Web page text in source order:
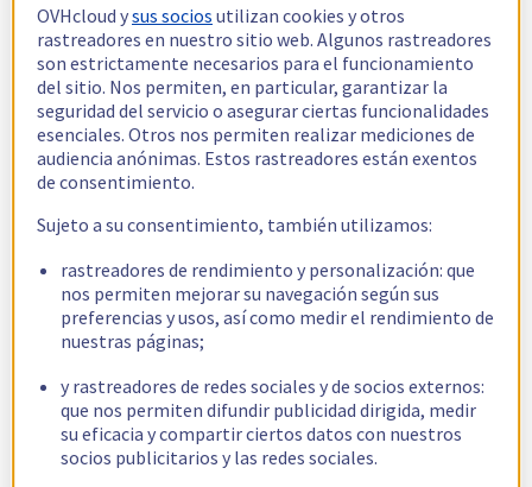
OVHcloud ysus socios utilizan cookies y otros
rastreadores en nuestro sitio web. Algunos rastreadores
son estrictamente necesarios para el funcionamiento
del sitio. Nos permiten, en particular, garantizar la
seguridad del servicio o asegurar ciertas funcionalidades
esenciales. Otros nos permiten realizar mediciones de
audiencia anónimas. Estos rastreadores están exentos
de consentimiento.
Sujeto a su consentimiento, también utilizamos:
rastreadores de rendimiento y personalización: que
nos permiten mejorar su navegación según sus
preferencias y usos, así como medir el rendimiento de
nuestras páginas;
y rastreadores de redes sociales y de socios externos:
que nos permiten difundir publicidad dirigida, medir
su eficacia y compartir ciertos datos con nuestros
socios publicitarios y las redes sociales.